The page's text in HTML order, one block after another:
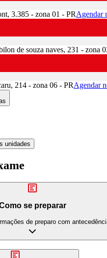
3.385 - zona 01 - PRAgendar
de souza naves, 231 - zona
214 - zona 06 - PRAgendar
unidades
se preparar
de preparo com